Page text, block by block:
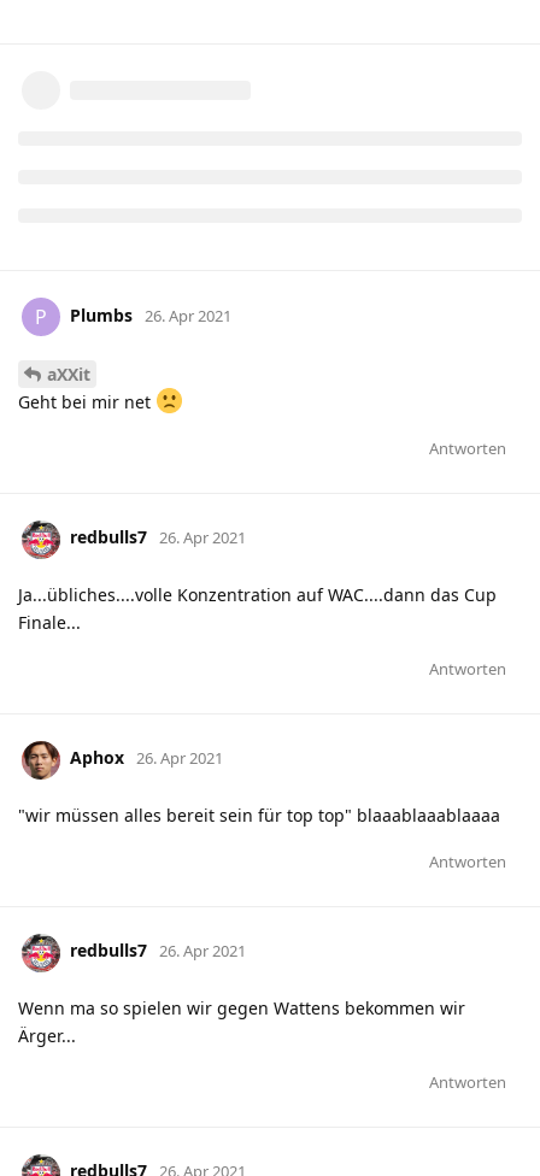
P Plumbs 26. Apr 2021
aXXit
Geht bei mir net
Antworten
redbulls7 26. Apr 2021
Ja...übliches....volle Konzentration auf WAC....dann das Cup
Finale...
Antworten
Aphox 26. Apr 2021
"wir müssen alles bereit sein für top top" blaaablaaablaaaa
Antworten
redbulls7 26. Apr 2021
Wenn ma so spielen wir gegen Wattens bekommen wir
Ärger...
Antworten
redbulls7 26. Apr 2021